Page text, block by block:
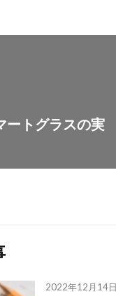
トグラスの実
2022年12月14